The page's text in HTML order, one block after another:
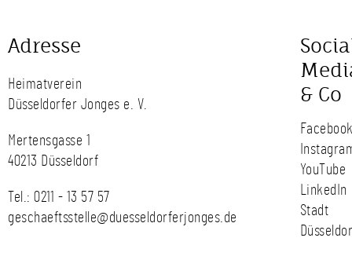
Adresse
Heimatverein
Düsseldorfer Jonges e. V.
Mertensgasse 1
40213 Düsseldorf
Tel.: 0211 - 13 57 57
geschaeftsstelle@duesseldorferjonges.de
& Co
YouTube
LinkedIn
Stadt